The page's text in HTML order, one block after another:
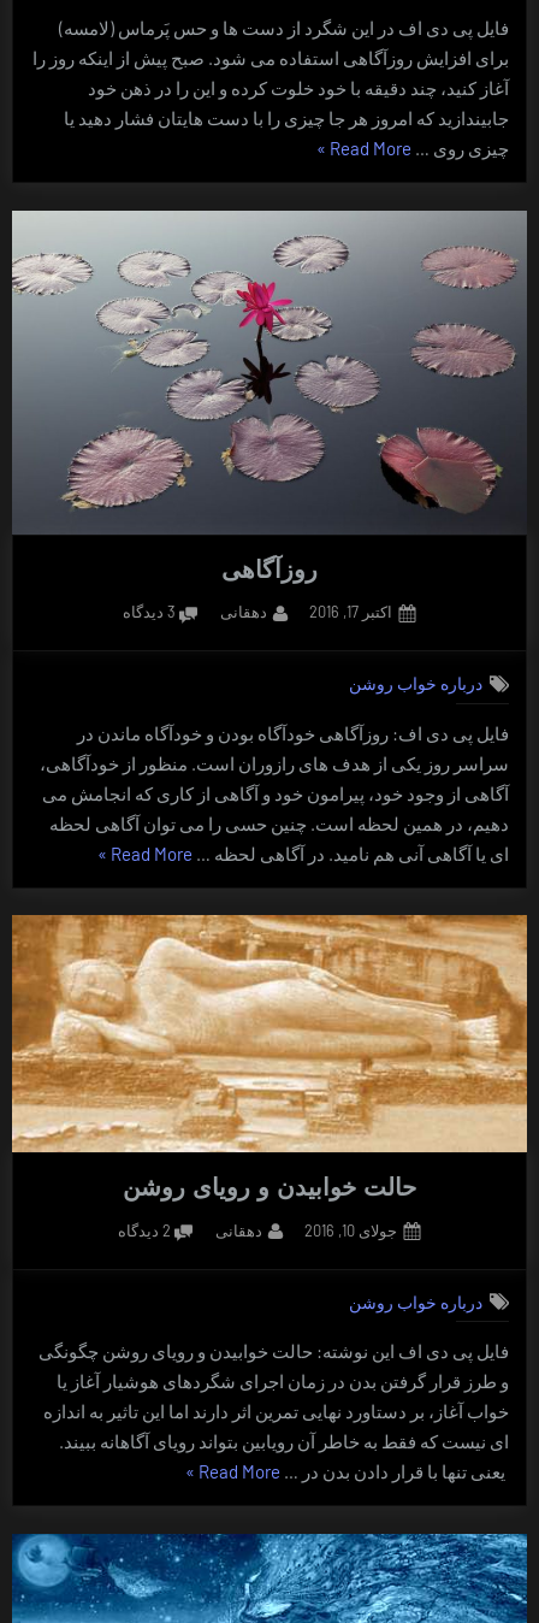
فایل پی دی اف در این شگرد از دست ها و حس پَرماس (لامسه)
برای افزایش روزآگاهی استفاده می شود. صبح پیش از اینکه روز را
آغاز کنید، چند دقیقه با خود خلوت کرده و این را در ذهن خود
جابیندازید که امروز هر جا چیزی را با دست هایتان فشار دهید یا
چیزی روی … Read More “شگرد
روزآگاهی”
»
روزآگاهی
Posted
اکتبر 17, 2016 By
دهقانی 3 دیدگاه
درباره خواب روشن
فایل پی دی اف: روزآگاهی خودآگاه بودن و خودآگاه ماندن در
سراسر روز یکی از هدف های رازوران است. منظور از خودآگاهی،
آگاهی از وجود خود، پیرامون خود و آگاهی از کاری که انجامش می
دهیم، در همین لحظه است. چنین حسی را می توان آگاهی لحظه
ای یا آگاهی آنی هم نامید. در آگاهی لحظه … Read More “روزآگاهی”
»
حالت خوابیدن و رویای روشن
Posted
جولای 10, 2016 By
دهقانی 2 دیدگاه
روشن
درباره خواب روشن
فایل پی دی اف این نوشته: حالت خوابیدن و رویای روشن چگونگی
و طرز قرار گرفتن بدن در زمان اجرای شگردهای هوشیار آغاز یا
خواب آغاز، بر دستاورد نهایی تمرین اثر دارند اما این تاثیر به اندازه
ای نیست که فقط به خاطر آن رویابین بتواند رویای آگاهانه ببیند.
یعنی تنها با قرار دادن بدن در … Read More “حالت
و
رویای
روشن”
»